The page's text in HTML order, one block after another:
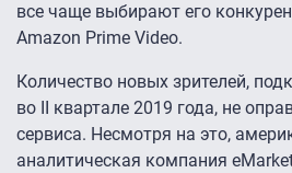
все чаще выбирают его
Amazon Prime Video.
Количество новых зрителей,
во II квартале 2019 года, не
сервиса. Несмотря на это,
аналитическая компания